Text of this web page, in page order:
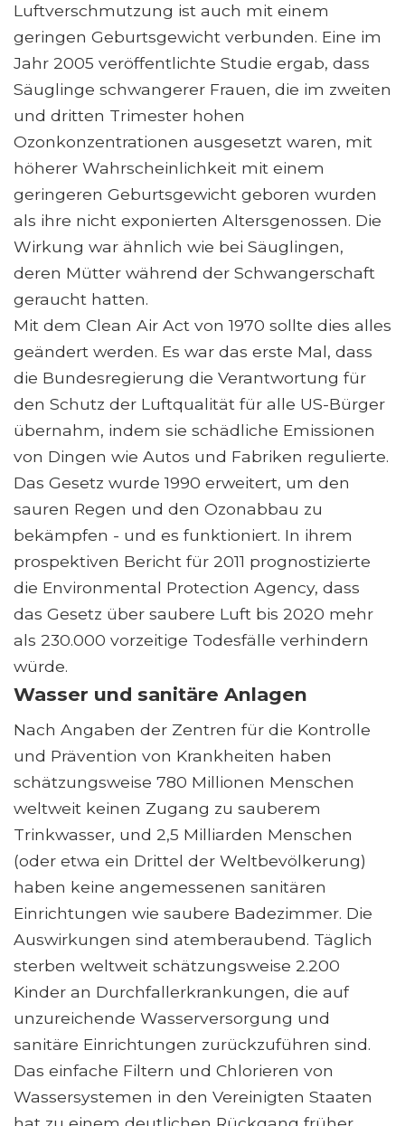
Luftverschmutzung ist auch mit einem
geringen Geburtsgewicht verbunden. Eine im
Jahr 2005 veröffentlichte Studie ergab, dass
Säuglinge schwangerer Frauen, die im zweiten
und dritten Trimester hohen
Ozonkonzentrationen ausgesetzt waren, mit
höherer Wahrscheinlichkeit mit einem
geringeren Geburtsgewicht geboren wurden
als ihre nicht exponierten Altersgenossen. Die
Wirkung war ähnlich wie bei Säuglingen,
deren Mütter während der Schwangerschaft
geraucht hatten.
Mit dem Clean Air Act von 1970 sollte dies alles
geändert werden. Es war das erste Mal, dass
die Bundesregierung die Verantwortung für
den Schutz der Luftqualität für alle US-Bürger
übernahm, indem sie schädliche Emissionen
von Dingen wie Autos und Fabriken regulierte.
Das Gesetz wurde 1990 erweitert, um den
sauren Regen und den Ozonabbau zu
bekämpfen - und es funktioniert. In ihrem
prospektiven Bericht für 2011 prognostizierte
die Environmental Protection Agency, dass
das Gesetz über saubere Luft bis 2020 mehr
als 230.000 vorzeitige Todesfälle verhindern
würde.
Wasser und sanitäre Anlagen
Nach Angaben der Zentren für die Kontrolle
und Prävention von Krankheiten haben
schätzungsweise 780 Millionen Menschen
weltweit keinen Zugang zu sauberem
Trinkwasser, und 2,5 Milliarden Menschen
(oder etwa ein Drittel der Weltbevölkerung)
haben keine angemessenen sanitären
Einrichtungen wie saubere Badezimmer. Die
Auswirkungen sind atemberaubend. Täglich
sterben weltweit schätzungsweise 2.200
Kinder an Durchfallerkrankungen, die auf
unzureichende Wasserversorgung und
sanitäre Einrichtungen zurückzuführen sind.
Das einfache Filtern und Chlorieren von
Wassersystemen in den Vereinigten Staaten